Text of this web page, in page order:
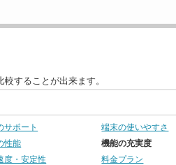
することが出来ます。
サポート
端末の使いやすさ
性能
機能の充実度
度・安定性
料金プラン